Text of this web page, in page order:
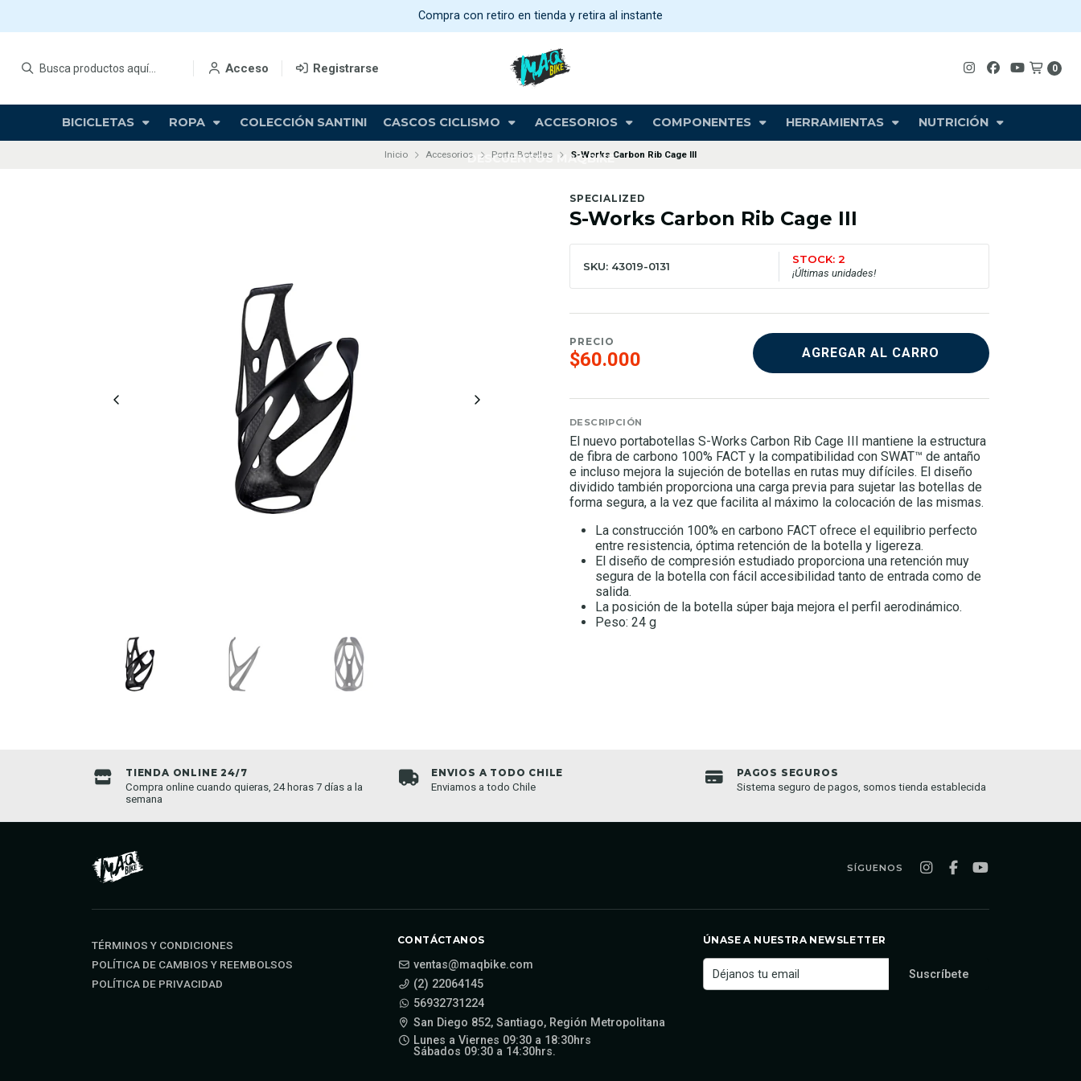
Acceso Registrarse 0
BICICLETAS ROPA COLECCIÓN SANTINI CASCOS CICLISMO ACCESORIOS COMPONENTES HERRAMIENTAS NUTRICIÓN
DESCUENTOS MAQBIKE
Compra con retiro en tienda y retira al instante
Inicio Accesorios Porta Botellas S-Works Carbon Rib Cage III
SPECIALIZED
S-Works Carbon Rib Cage III
SKU: 43019-0131
STOCK: 2
¡Últimas unidades!
PRECIO
$60.000 AGREGAR AL CARRO
DESCRIPCIÓN
El nuevo portabotellas S-Works Carbon Rib Cage III mantiene la estructura
de fibra de carbono 100% FACT y la compatibilidad con SWAT™ de antaño
e incluso mejora la sujeción de botellas en rutas muy difíciles. El diseño
dividido también proporciona una carga previa para sujetar las botellas de
forma segura, a la vez que facilita al máximo la colocación de las mismas.
La construcción 100% en carbono FACT ofrece el equilibrio perfecto
entre resistencia, óptima retención de la botella y ligereza.
El diseño de compresión estudiado proporciona una retención muy
segura de la botella con fácil accesibilidad tanto de entrada como de
salida.
La posición de la botella súper baja mejora el perfil aerodinámico.
Peso: 24 g
TIENDA ONLINE 24/7
Compra online cuando quieras, 24 horas 7 días a la
semana
ENVIOS A TODO CHILE
Enviamos a todo Chile
PAGOS SEGUROS
Sistema seguro de pagos, somos tienda establecida
SÍGUENOS
TÉRMINOS Y CONDICIONES
POLÍTICA DE CAMBIOS Y REEMBOLSOS
POLÍTICA DE PRIVACIDAD
CONTÁCTANOS
ventas@maqbike.com
(2) 22064145
56932731224
San Diego 852, Santiago, Región Metropolitana
Lunes a Viernes 09:30 a 18:30hrs
Sábados 09:30 a 14:30hrs.
ÚNASE A NUESTRA NEWSLETTER